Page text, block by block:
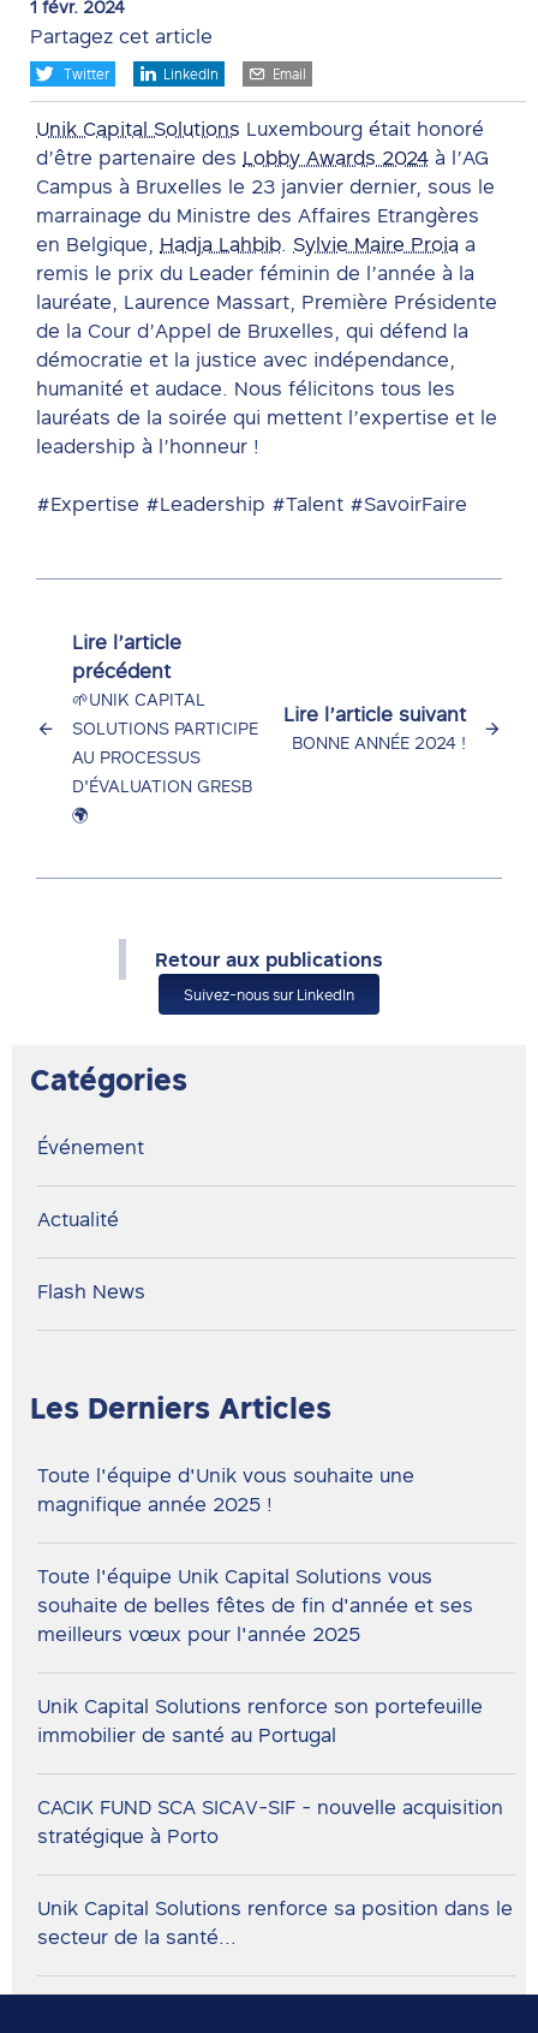
Contact
EN
1 févr. 2024
Partagez cet article
Twitter LinkedIn Email
Unik Capital Solutions Luxembourg était honoré
d’être partenaire des Lobby Awards 2024 à l’AG
Campus à Bruxelles le 23 janvier dernier, sous le
marrainage du Ministre des Affaires Etrangères
en Belgique, Hadja Lahbib. Sylvie Maire Proia a
remis le prix du Leader féminin de l’année à la
lauréate, Laurence Massart, Première Présidente
de la Cour d’Appel de Bruxelles, qui défend la
démocratie et la justice avec indépendance,
humanité et audace. Nous félicitons tous les
lauréats de la soirée qui mettent l’expertise et le
leadership à l’honneur !
#Expertise #Leadership #Talent #SavoirFaire
Lire l’article
précédent
🌱UNIK CAPITAL
SOLUTIONS PARTICIPE
AU PROCESSUS
D'ÉVALUATION GRESB
🌍
Lire l’article suivant
BONNE ANNÉE 2024 !
Retour aux publications
Suivez-nous sur LinkedIn
Catégories
Événement
Actualité
Flash News
Les Derniers Articles
Toute l'équipe d'Unik vous souhaite une
magnifique année 2025 !
Toute l'équipe Unik Capital Solutions vous
souhaite de belles fêtes de fin d'année et ses
meilleurs vœux pour l'année 2025
Unik Capital Solutions renforce son portefeuille
immobilier de santé au Portugal
CACIK FUND SCA SICAV-SIF - nouvelle acquisition
stratégique à Porto
Unik Capital Solutions renforce sa position dans le
secteur de la santé...